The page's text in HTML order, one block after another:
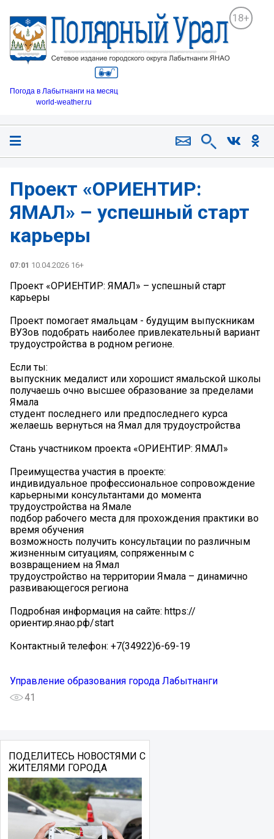
18+
Погода в Лабытнанги на месяц
world-weather.ru
Проект «ОРИЕНТИР:
ЯМАЛ» – успешный старт
карьеры
07:01 10.04.2026 16+
Проект «ОРИЕНТИР: ЯМАЛ» – успешный старт
карьеры
Проект помогает ямальцам - будущим выпускникам
ВУЗов подобрать наиболее привлекательный вариант
трудоустройства в родном регионе.
Если ты:
выпускник медалист или хорошист ямальской школы
получаешь очно высшее образование за пределами
Ямала
студент последнего или предпоследнего курса
желаешь вернуться на Ямал для трудоустройства
Стань участником проекта «ОРИЕНТИР: ЯМАЛ»
Преимущества участия в проекте:
индивидуальное профессиональное сопровождение
карьерными консультантами до момента
трудоустройства на Ямале
подбор рабочего места для прохождения практики во
время обучения
возможность получить консультации по различным
жизненным ситуациям, сопряженным с
возвращением на Ямал
трудоустройство на территории Ямала – динамично
развивающегося региона
Подробная информация на сайте: https://
ориентир.янао.рф/start
Контактный телефон: +7(34922)6-69-19
Управление образования города Лабытнанги
41
ПОДЕЛИТЕСЬ НОВОСТЯМИ С
ЖИТЕЛЯМИ ГОРОДА